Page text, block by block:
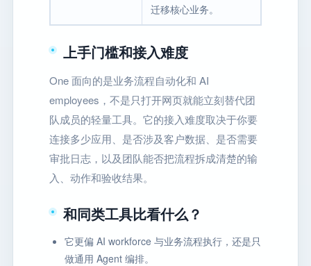
迁移核心业务。
上手门槛和接入难度
One 面向的是业务流程自动化和 AI
employees，不是只打开网页就能立刻替代团
队成员的轻量工具。它的接入难度取决于你要
连接多少应用、是否涉及客户数据、是否需要
审批日志，以及团队能否把流程拆成清楚的输
入、动作和验收结果。
和同类工具比看什么？
它更偏 AI workforce 与业务流程执行，还是只
做通用 Agent 编排。